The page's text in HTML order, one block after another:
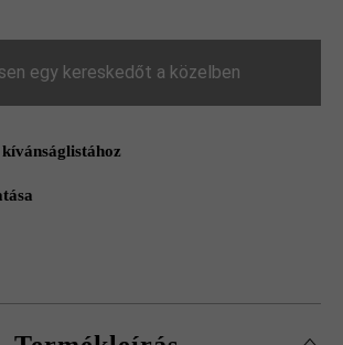
egy kereskedőt a közelben